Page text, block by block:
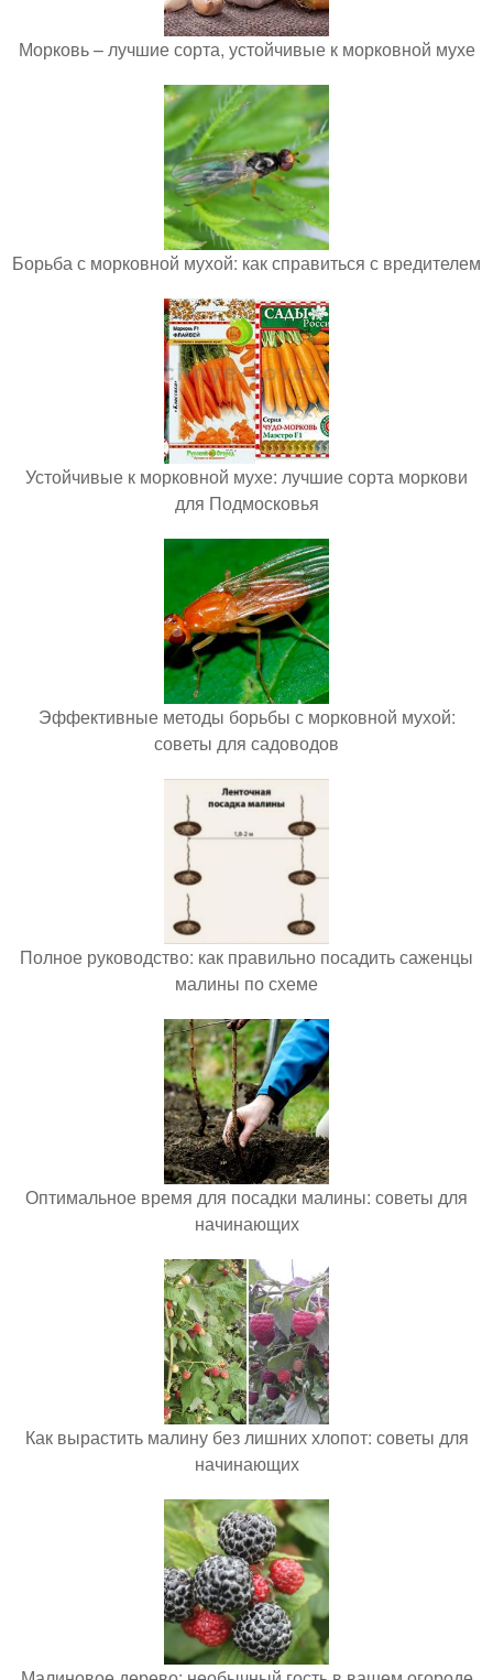
Морковь – лучшие сорта, устойчивые к морковной мухе
Борьба с морковной мухой: как справиться с вредителем
Устойчивые к морковной мухе: лучшие сорта моркови
для Подмосковья
Эффективные методы борьбы с морковной мухой:
советы для садоводов
Полное руководство: как правильно посадить саженцы
малины по схеме
Оптимальное время для посадки малины: советы для
начинающих
Как вырастить малину без лишних хлопот: советы для
начинающих